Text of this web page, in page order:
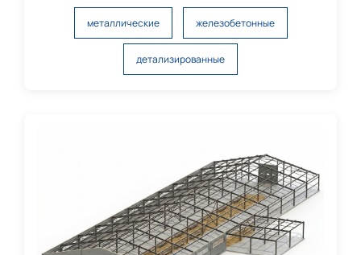
металлические железобетонные
детализированные